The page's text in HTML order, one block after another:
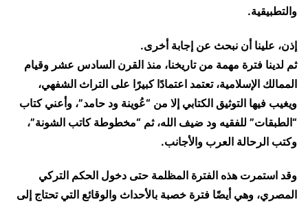
والتطبيقية.
إذن، علينا أن نبحث عن إجابة أخرى.
ثم لدينا فترة مهمة من تاريخنا، منذ القرن السادس عشر وقيام
الممالك الإسلامية، تعتمد اعتمادًا كبيرًا على التراث الشفهي،
ويغيب فيها التوثيق الكتابي إلا من “عُوينة ود حامد”، وأعني كتاب
“الطبقات” للفقيه ود ضيف الله، ثم “مخطوطة كاتب الشونة”،
وكتب الرحالة العرب والأجانب.
وقد استمرت هذه الفترة المظلمة حتى دخول الحكم التركي
المصري، وهي أيضًا فترة خصبة بالأحداث والوقائع التي تحتاج إلى